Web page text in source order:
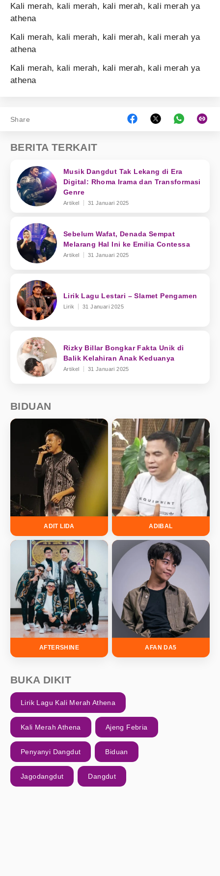
Kali merah, kali merah, kali merah, kali merah ya
athena
Kali merah, kali merah, kali merah, kali merah ya
athena
Kali merah, kali merah, kali merah, kali merah ya
athena
Share
BERITA TERKAIT
Musik Dangdut Tak Lekang di Era
Digital: Rhoma Irama dan Transformasi
Genre
Artikel 31 Januari 2025
Sebelum Wafat, Denada Sempat
Melarang Hal Ini ke Emilia Contessa
Artikel 31 Januari 2025
Lirik Lagu Lestari – Slamet Pengamen
Lirik 31 Januari 2025
Rizky Billar Bongkar Fakta Unik di
Balik Kelahiran Anak Keduanya
Artikel 31 Januari 2025
BIDUAN
ADIT LIDA ADIBAL
AFTERSHINE AFAN DA5
BUKA DIKIT
Lirik Lagu Kali Merah Athena
Kali Merah Athena Ajeng Febria
Penyanyi Dangdut Biduan
Jagodangdut Dangdut